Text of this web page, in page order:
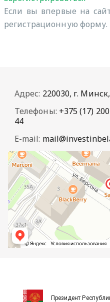
Если вы впервые на
регистрационную форму.
Адрес: 220030, г.
Телефоны: +375 (17)
44
E-mail:
Президент